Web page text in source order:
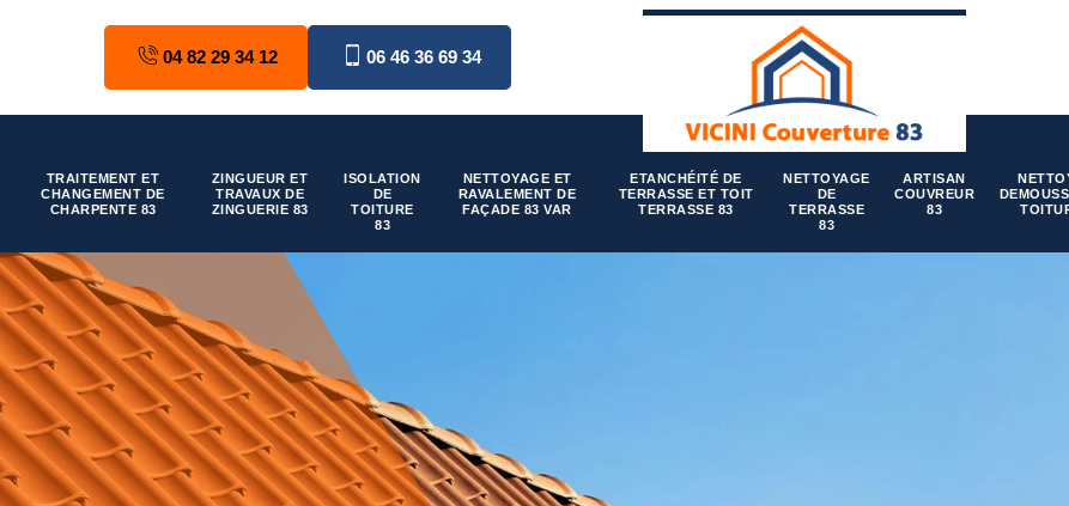
04 82 29 34 12 06 46 36 69 34
TRAITEMENT ET
CHANGEMENT DE
CHARPENTE 83
ZINGUEUR ET
TRAVAUX DE
ZINGUERIE 83
ISOLATION
DE
TOITURE
83
NETTOYAGE ET
RAVALEMENT DE
FAÇADE 83 VAR
ETANCHÉITÉ DE
TERRASSE ET TOIT
TERRASSE 83
NETTOYAGE
DE
TERRASSE
83
ARTISAN
COUVREUR
83